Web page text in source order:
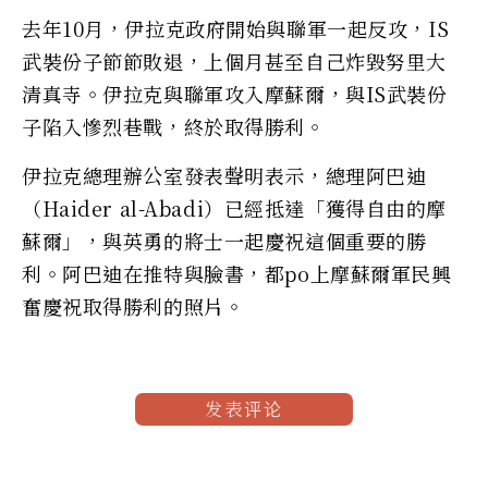
去年10月，伊拉克政府開始與聯軍一起反攻，IS
武裝份子節節敗退，上個月甚至自己炸毀努里大
清真寺。伊拉克與聯軍攻入摩蘇爾，與IS武裝份
子陷入慘烈巷戰，終於取得勝利。
伊拉克總理辦公室發表聲明表示，總理阿巴迪
（Haider al-Abadi）已經抵達「獲得自由的摩
蘇爾」，與英勇的將士一起慶祝這個重要的勝
利。阿巴迪在推特與臉書，都po上摩蘇爾軍民興
奮慶祝取得勝利的照片。
发表评论